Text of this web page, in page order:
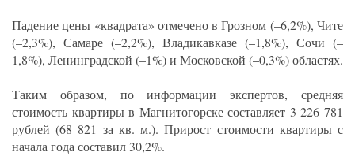
Падение цены «квадрата» отмечено в Грозном (–6,2%), Чите
(–2,3%), Самаре (–2,2%), Владикавказе (–1,8%), Сочи (–
1,8%), Ленинградской (–1%) и Московской (–0,3%) областях.
Таким образом, по информации экспертов, средняя
стоимость квартиры в Магнитогорске составляет 3 226 781
рублей (68 821 за кв. м.). Прирост стоимости квартиры с
начала года составил 30,2%.